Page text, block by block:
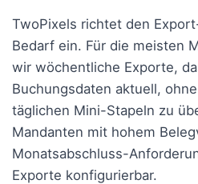
TwoPixels richtet den
Bedarf ein. Für die meisten
wir wöchentliche Exporte,
Buchungsdaten aktuell,
täglichen Mini-Stapeln zu
Mandanten mit hohem
Monatsabschluss-
Exporte konfigurierbar.